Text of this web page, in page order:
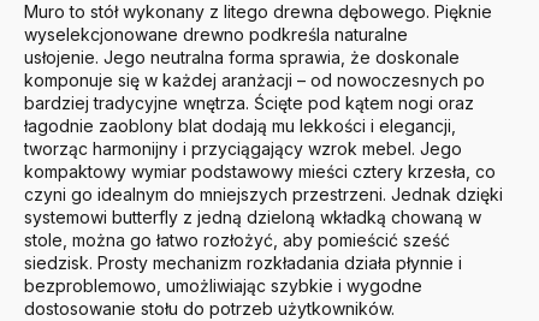
Muro to stół wykonany z litego drewna dębowego. Pięknie
wyselekcjonowane drewno podkreśla naturalne
usłojenie. Jego neutralna forma sprawia, że doskonale
komponuje się w każdej aranżacji – od nowoczesnych po
bardziej tradycyjne wnętrza. Ścięte pod kątem nogi oraz
łagodnie zaoblony blat dodają mu lekkości i elegancji,
tworząc harmonijny i przyciągający wzrok mebel. Jego
kompaktowy wymiar podstawowy mieści cztery krzesła, co
czyni go idealnym do mniejszych przestrzeni. Jednak dzięki
systemowi butterfly z jedną dzieloną wkładką chowaną w
stole, można go łatwo rozłożyć, aby pomieścić sześć
siedzisk. Prosty mechanizm rozkładania działa płynnie i
bezproblemowo, umożliwiając szybkie i wygodne
dostosowanie stołu do potrzeb użytkowników.